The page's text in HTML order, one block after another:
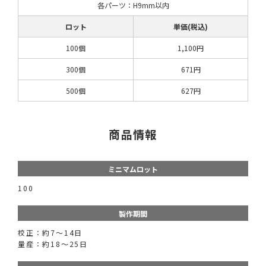
各パーツ：H9mm以内
ロット 単価(税込)
100個 1,100円
300個 671円
500個 627円
商品情報
ミニマムロット
100
製作期間
校正：約7～14日
量産：約18～25日